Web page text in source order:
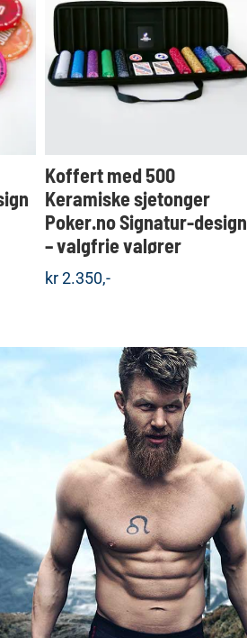
KJØP
Detaljer
Koffert med 500
Keramiske sjetonger
Poker.no Signatur-design
– valgfrie valører
kr2.350,-